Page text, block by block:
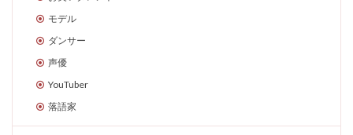
モデル
ダンサー
声優
YouTuber
落語家